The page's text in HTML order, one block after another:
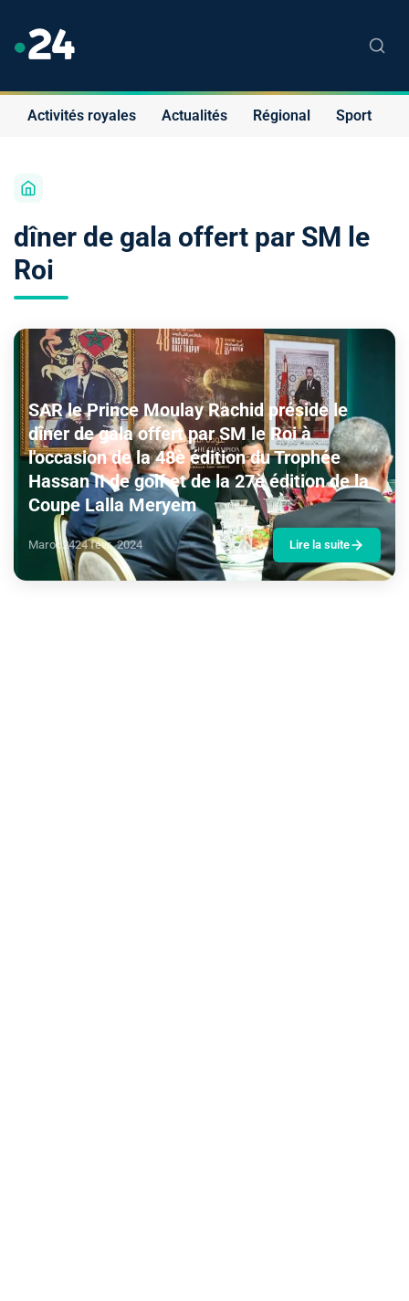
Activités royales Actualités Régional Sport
dîner de gala offert par SM le
Roi
SAR le Prince Moulay Rachid préside le
dîner de gala offert par SM le Roi à
l'occasion de la 48è édition du Trophée
Hassan II de golf et de la 27è édition de la
Coupe Lalla Meryem
Maroc2424 févr. 2024 Lire la suite